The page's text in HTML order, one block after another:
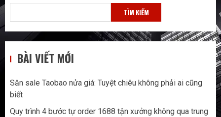
TÌM KIẾM
BÀI VIẾT MỚI
Săn sale Taobao nửa giá: Tuyệt chiêu không phải ai cũng
biết
Quy trình 4 bước tự order 1688 tận xưởng không qua trung